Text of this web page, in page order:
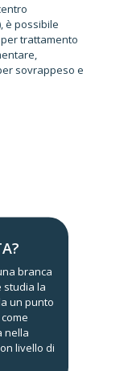
è possibile
trattamento
sovrappeso e
branca
studia la
un punto
nella
livello di